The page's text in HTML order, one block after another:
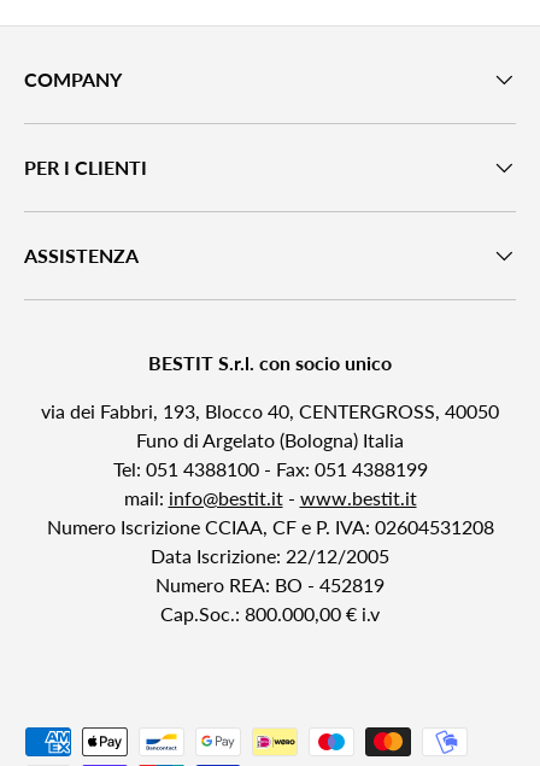
COMPANY
PER I CLIENTI
ASSISTENZA
BESTIT S.r.l. con socio unico
via dei Fabbri, 193, Blocco 40, CENTERGROSS, 40050
Funo di Argelato (Bologna) Italia
Tel: 051 4388100 - Fax: 051 4388199
mail: info@bestit.it- www.bestit.it
Numero Iscrizione CCIAA, CF e P. IVA: 02604531208
Data Iscrizione: 22/12/2005
Numero REA: BO - 452819
Cap.Soc.: 800.000,00 € i.v
Metodi di pagamento accettati